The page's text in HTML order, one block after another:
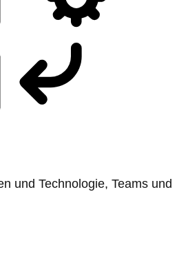
und Technologie, Teams und